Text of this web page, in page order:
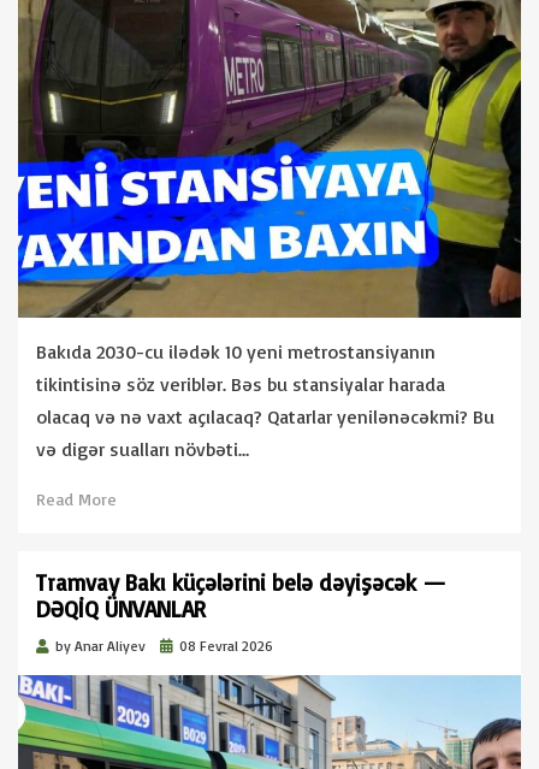
Bakıda 2030-cu ilədək 10 yeni metrostansiyanın
tikintisinə söz veriblər. Bəs bu stansiyalar harada
olacaq və nə vaxt açılacaq? Qatarlar yenilənəcəkmi? Bu
və digər sualları növbəti…
Read More
Tramvay Bakı küçələrini belə dəyişəcək —
DƏQİQ ÜNVANLAR
by Anar Aliyev
Posted
08 Fevral 2026